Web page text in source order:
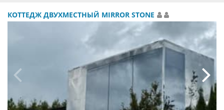
КОТТЕДЖ ДВУХМЕСТНЫЙ MIRROR STONE